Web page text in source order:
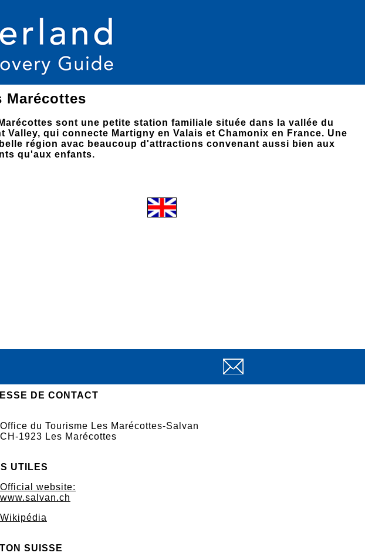
Marécottes
sont une petite station familiale située dans la vallée du
Valley, qui connecte Martigny en Valais et Chamonix en France. Une
région avac beaucoup d'attractions convenant aussi bien aux
qu'aux enfants.
DE CONTACT
Office du Tourisme Les Marécottes-Salvan
CH-1923 Les Marécottes
UTILES
Official website:
www.salvan.ch
Wikipédia
SUISSE